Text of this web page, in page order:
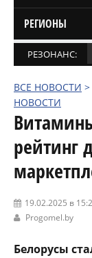
РЕГИОНЫ
РЕЗОНАНС:
ВСЕ НОВОСТИ >
НОВОСТИ
рейтинг
19.02.2025 в
Progomel.by
Белорусы